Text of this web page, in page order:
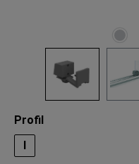
Profilauswählen
I